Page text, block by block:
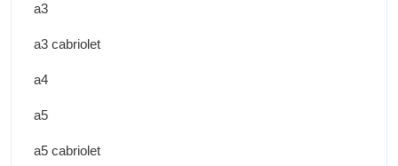
a3
a3 cabriolet
a4
a5
a5 cabriolet